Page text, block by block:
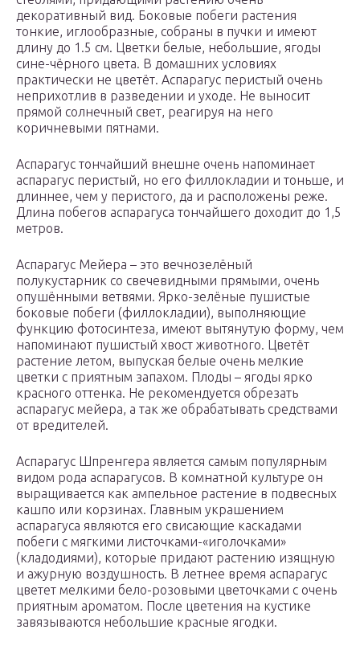
декоративный вид. Боковые побеги растения
тонкие, иглообразные, собраны в пучки и имеют
длину до 1.5 см. Цветки белые, небольшие, ягоды
сине-чёрного цвета. В домашних условиях
практически не цветёт. Аспарагус перистый очень
неприхотлив в разведении и уходе. Не выносит
прямой солнечный свет, реагируя на него
коричневыми пятнами.
Аспарагус тончайший внешне очень напоминает
аспарагус перистый, но его филлокладии и тоньше, и
длиннее, чем у перистого, да и расположены реже.
Длина побегов аспарагуса тончайшего доходит до 1,5
метров.
Аспарагус Мейера – это вечнозелёный
полукустарник со свечевидными прямыми, очень
опушёнными ветвями. Ярко-зелёные пушистые
боковые побеги (филлокладии), выполняющие
функцию фотосинтеза, имеют вытянутую форму, чем
напоминают пушистый хвост животного. Цветёт
растение летом, выпуская белые очень мелкие
цветки с приятным запахом. Плоды – ягоды ярко
красного оттенка. Не рекомендуется обрезать
аспарагус мейера, а так же обрабатывать средствами
от вредителей.
Аспарагус Шпренгера является самым популярным
видом рода аспарагусов. В комнатной культуре он
выращивается как ампельное растение в подвесных
кашпо или корзинах. Главным украшением
аспарагуса являются его свисающие каскадами
побеги с мягкими листочками-«иголочками»
(кладодиями), которые придают растению изящную
и ажурную воздушность. В летнее время аспарагус
цветет мелкими бело-розовыми цветочками с очень
приятным ароматом. После цветения на кустике
завязываются небольшие красные ягодки.